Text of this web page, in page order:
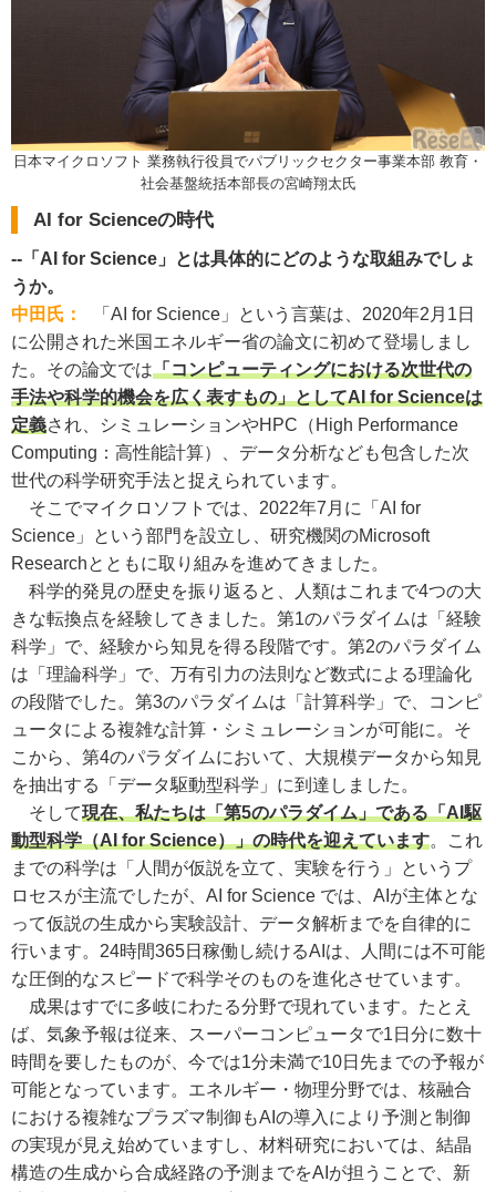
日本マイクロソフト 業務執行役員でパブリックセクター事業本部 教育・
社会基盤統括本部長の宮崎翔太氏
AI for Scienceの時代
--「AI for Science」とは具体的にどのような取組みでしょ
うか。
中田氏：
「AI for Science」という言葉は、2020年2月1日
に公開された米国エネルギー省の論文に初めて登場しまし
た。その論文では「コンピューティングにおける次世代の
手法や科学的機会を広く表すもの」としてAI for Scienceは
定義され、シミュレーションやHPC（High Performance
Computing：高性能計算）、データ分析なども包含した次
世代の科学研究手法と捉えられています。
そこでマイクロソフトでは、2022年7月に「AI for
Science」という部門を設立し、研究機関のMicrosoft
Researchとともに取り組みを進めてきました。
科学的発見の歴史を振り返ると、人類はこれまで4つの大
きな転換点を経験してきました。第1のパラダイムは「経験
科学」で、経験から知見を得る段階です。第2のパラダイム
は「理論科学」で、万有引力の法則など数式による理論化
の段階でした。第3のパラダイムは「計算科学」で、コンピ
ュータによる複雑な計算・シミュレーションが可能に。そ
こから、第4のパラダイムにおいて、大規模データから知見
を抽出する「データ駆動型科学」に到達しました。
そして現在、私たちは「第5のパラダイム」である「AI駆
動型科学（AI for Science）」の時代を迎えています。これ
までの科学は「人間が仮説を立て、実験を行う」というプ
ロセスが主流でしたが、AI for Science では、AIが主体とな
って仮説の生成から実験設計、データ解析までを自律的に
行います。24時間365日稼働し続けるAIは、人間には不可能
な圧倒的なスピードで科学そのものを進化させています。
成果はすでに多岐にわたる分野で現れています。たとえ
ば、気象予報は従来、スーパーコンピュータで1日分に数十
時間を要したものが、今では1分未満で10日先までの予報が
可能となっています。エネルギー・物理分野では、核融合
における複雑なプラズマ制御もAIの導入により予測と制御
の実現が見え始めていますし、材料研究においては、結晶
構造の生成から合成経路の予測までをAIが担うことで、新